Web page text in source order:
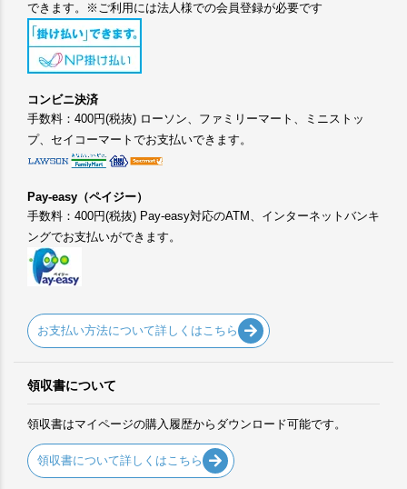
できます。※ご利用には法人様での会員登録が必要です
コンビニ決済
手数料：400円(税抜) ローソン、ファミリーマート、ミニストッ
プ、セイコーマートでお支払いできます。
Pay-easy（ペイジー）
手数料：400円(税抜) Pay-easy対応のATM、インターネットバンキ
ングでお支払いができます。
お支払い方法について詳しくはこちら
領収書について
領収書はマイページの購入履歴からダウンロード可能です。
領収書について詳しくはこちら